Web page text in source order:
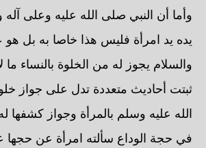
وأما أن النبي صلى الله عليه وعلى
يده يد امرأة فليس هذا خاصا به بل هو
والسلام يجوز له من الخلوة بالنساء ما
ثبتت أحاديث متعددة تدل على جواز
الله عليه وسلم بالمرأة وجواز كشفها
في حجة الوداع سألته امرأة عن حجها